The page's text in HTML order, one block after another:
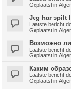
Geplaatst in
Jeg har spilt
Laatste bericht
Geplaatst in
Возможно
Laatste bericht
Geplaatst in
Каким
Laatste bericht
Geplaatst in